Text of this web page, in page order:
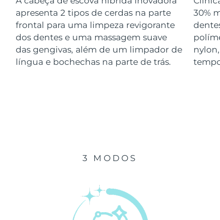
apresenta 2 tipos de cerdas na parte
frontal para uma limpeza revigorante
dos dentes e uma massagem suave
das gengivas, além de um limpador de
língua e bochechas na parte de trás.
30%
3 MODOS
Luxemburgo Entrega prevista 8/11/26
Macau, RAE da
China
Entrega prevista 8/13/26
Malásia Entrega prevista 8/14/26
Entrega prevista
Entrega prevista